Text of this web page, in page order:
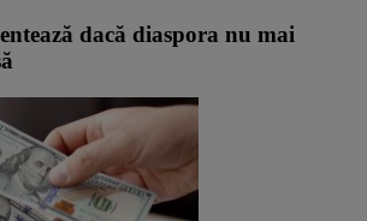
dacă diaspora nu mai